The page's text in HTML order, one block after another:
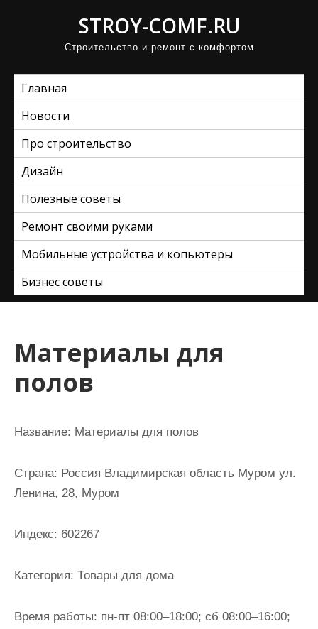
STROY-COMF.RU
Строительство и ремонт с комфортом
Главная
Новости
Про строительство
Дизайн
Полезные советы
Ремонт своими руками
Мобильные устройства и копьютеры
Бизнес советы
Материалы для
полов
Название: Материалы для полов
Страна: Россия Владимирская область Муром ул.
Ленина, 28, Муром
Индекс: 602267
Категория: Товары для дома
Время работы: пн-пт 08:00–18:00; сб 08:00–16:00;